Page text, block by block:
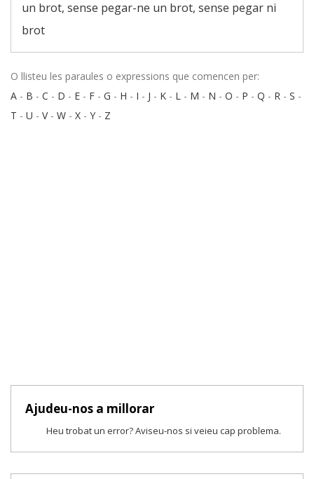
un brot, sense pegar-ne un brot, sense pegar ni
brot
O llisteu les paraules o expressions que comencen per:
A - B - C - D - E - F - G - H - I - J - K - L - M - N - O - P - Q - R - S -
T - U - V- W - X - Y - Z
Ajudeu-nos a millorar
Heu trobat un error? Aviseu-nos si veieu cap problema.